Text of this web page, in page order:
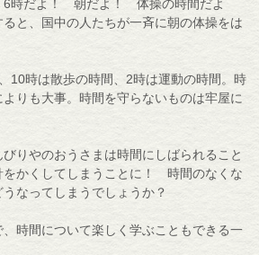
時だよ！ 朝だよ！ 体操の時間だよ
と、国中の人たちが一斉に朝の体操をは
10時は散歩の時間、2時は運動の時間。時
りも大事。時間を守らないものは牢屋に
りやのおうさまは時間にしばられること
をかくしてしまうことに！ 時間のなくな
なってしまうでしょうか？
時間について楽しく学ぶこともできる一